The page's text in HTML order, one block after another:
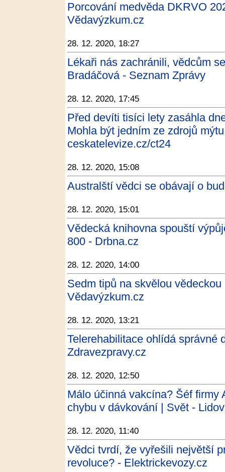
Porcování medvěda DKRVO
Vědavýzkum.cz
28. 12. 2020, 18:27
Lékaři nás zachránili, vědcům
Bradáčová - Seznam Zprávy
28. 12. 2020, 17:45
Před devíti tisíci lety zasáhla
Mohla být jedním ze zdrojů
ceskatelevize.cz/ct24
28. 12. 2020, 15:08
Australští vědci se obávají o
28. 12. 2020, 15:01
Vědecká knihovna spouští
800 - Drbna.cz
28. 12. 2020, 14:00
Sedm tipů na skvělou
Vědavýzkum.cz
28. 12. 2020, 13:21
Telerehabilitace ohlídá správné
Zdravezpravy.cz
28. 12. 2020, 12:50
Málo účinná vakcína? Šéf firmy
chybu v dávkování | Svět -
28. 12. 2020, 11:40
Vědci tvrdí, že vyřešili největší
revoluce? - Elektrickevozy.cz